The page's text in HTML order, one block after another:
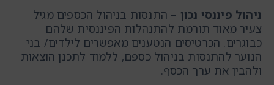
ניהול פיננסי נכון – התנסות בניהול הכספים מגיל
צעיר מאוד תורמת להתנהלות הפיננסית שלהם
כבוגרים. הכרטיסים הנטענים מאפשרים לילדים/ בני
הנוער להתנסות בניהול כספם, ללמוד לתכנן הוצאות
ולהבין את ערך הכסף.